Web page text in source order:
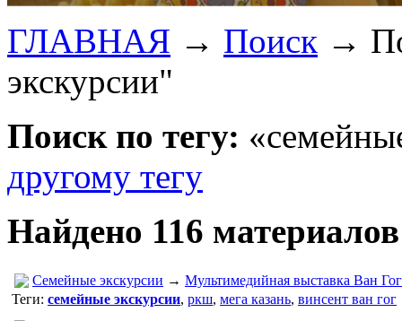
ГЛАВНАЯ → Поиск →
экскурсии"
Поиск по тегу:
другому тегу
Найдено 116 материалов
Семейные экскурсии → Мультимедийная выставка Ван
Теги: семейные экскурсии, ркш, мега казань, винсент ван гог